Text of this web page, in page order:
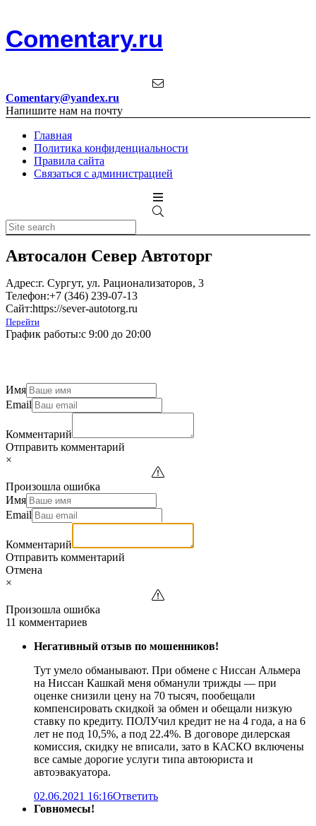
Comentary.ru
Comentary@yandex.ru
Напишите нам на почту
Главная
Политика конфиденциальности
Правила сайта
Связаться с администрацией
Автосалон Север Автоторг
Адрес:г. Сургут, ул. Рационализаторов, 3
Телефон:+7 (346) 239-07-13
Сайт:https://sever-autotorg.ru
Перейти
График работы:с 9:00 до 20:00
Имя
Email
Комментарий
Отправить комментарий
×
Произошла ошибка
Имя
Email
Комментарий
Отправить комментарий
Отмена
×
Произошла ошибка
11 комментариев
Негативный отзыв по мошенников!
Тут умело обманывают. При обмене с Ниссан Альмера
на Ниссан Кашкай меня обманули трижды — при
оценке снизили цену на 70 тысяч, пообещали
компенсировать скидкой за обмен и обещали низкую
ставку по кредиту. ПОЛУчил кредит не на 4 года, а на 6
лет не под 10,5%, а под 22.4%. В договоре дилерская
комиссия, скидку не вписали, зато в КАСКО включены
все самые дорогие услуги типа автоюриста и
автоэвакуатора.
02.06.2021 16:16Ответить
Говномесы!